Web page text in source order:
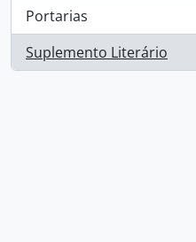
Portarias
, 1 resultados
Suplemento Literário
, 1 resultados